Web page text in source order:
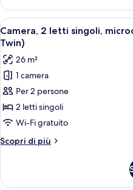
città
(Premier
King)
1
letto
king,
microonde,
città
(Premier
King)
Apri
tutte
le
foto
per
Camera,
2
letti
singoli,
microonde,
città
4
Camera, 2 letti singoli,
Twin)
26 m²
1 camera
Per 2 persone
2 letti singoli
Wi-Fi gratuito
Scopri di più
Altri
2